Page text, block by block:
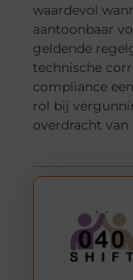
waardevol
aantoonbaar
geldende
technische
compliance
rol bij
overdracht